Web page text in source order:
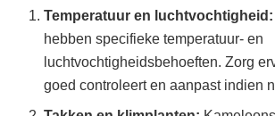
Temperatuur en luchtvochtigheid:
hebben specifieke temperatuur- en
luchtvochtigheidsbehoeften. Zorg
goed controleert en aanpast indien